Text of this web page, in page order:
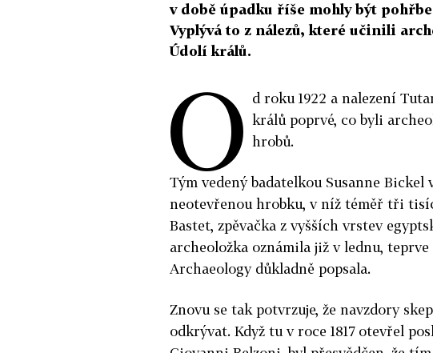
v době úpadku říše mohly být
Vyplývá to z nálezů, které učinili
Údolí králů.
O d roku 1922 a nalezení
králů poprvé, co byli
hrobů.
Tým vedený badatelkou Susanne Bickel
neotevřenou hrobku, v níž téměř tři
Bastet, zpěvačka z vyšších vrstev
archeoložka oznámila již v lednu,
Archaeology důkladně popsala.
Znovu se tak potvrzuje, že navzdory
odkrývat. Když tu v roce 1817 otevřel